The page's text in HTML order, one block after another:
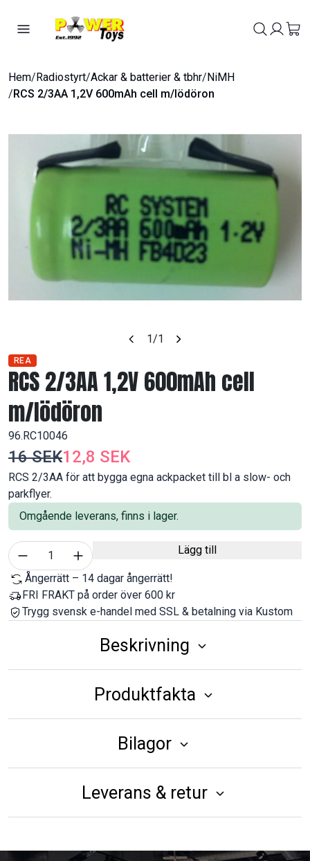
Hem/Radiostyrt/Ackar & batterier & tbhr/NiMH
/RCS 2/3AA 1,2V 600mAh cell m/lödöron
1/1
REA
RCS 2/3AA 1,2V 600mAh cell
m/lödöron
96.RC10046
16 SEK12,8 SEK
RCS 2/3AA för att bygga egna ackpacket till bl a slow- och
parkflyer.
Omgående leverans, finns i lager.
Välj antal
1 Lägg till
Ångerrätt – 14 dagar ångerrätt!
FRI FRAKT på order över 600 kr
Trygg svensk e-handel med SSL & betalning via Kustom
Beskrivning
Produktfakta
Bilagor
Leverans & retur